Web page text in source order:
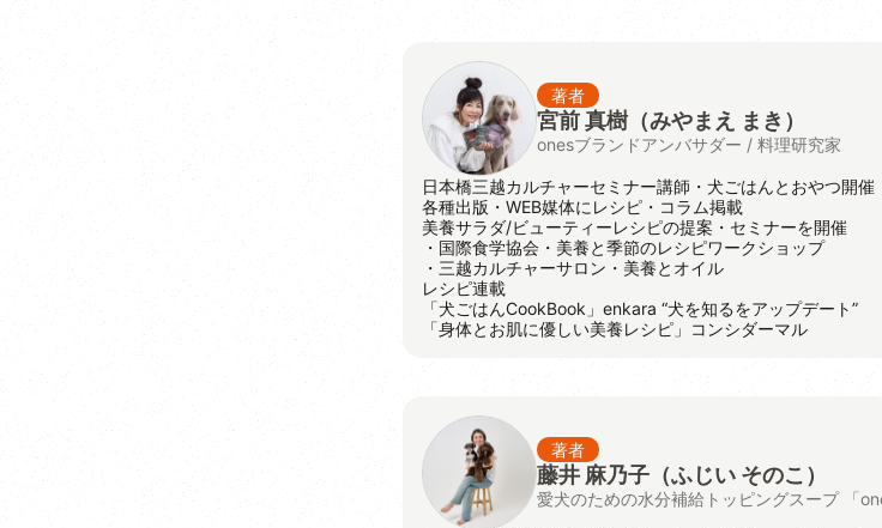
著者
宮前 真樹（みやまえ まき）
onesブランドアンバサダー / 料理研究家
日本橋三越カルチャーセミナー講師・犬ごはんとおやつ開催
各種出版・WEB媒体にレシピ・コラム掲載
美養サラダ/ビューティーレシピの提案・セミナーを開催
・国際食学協会・美養と季節のレシピワークショップ
・三越カルチャーサロン・美養とオイル
レシピ連載
「犬ごはんCookBook」enkara “犬を知るをアップデート”
「身体とお肌に優しい美養レシピ」コンシダーマル
著者
藤井 麻乃子（ふじい そのこ）
愛犬のための水分補給トッピングスープ 「